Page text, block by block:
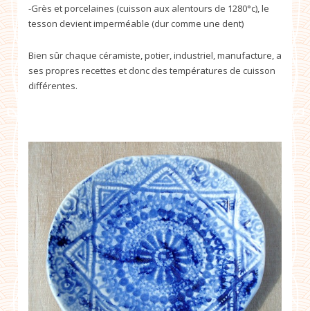
-Grès et porcelaines (cuisson aux alentours de 1280°c), le
tesson devient imperméable (dur comme une dent)
Bien sûr chaque céramiste, potier, industriel, manufacture, a
ses propres recettes et donc des températures de cuisson
différentes.